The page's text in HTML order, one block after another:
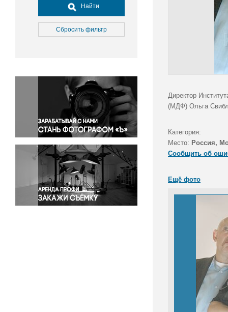
Досуг, туризм и отдых
Культура
Медицина
Окружающая среда
Политика
Правосудие
Происшествия и конфликты
Религия
Светская жизнь
Спорт
Экология
Экономика и бизнес
Найти
Сбросить фильтр
Директор
(МДФ) Ольга
Категория:
Место: Россия,
Сообщить об
Ещё фото